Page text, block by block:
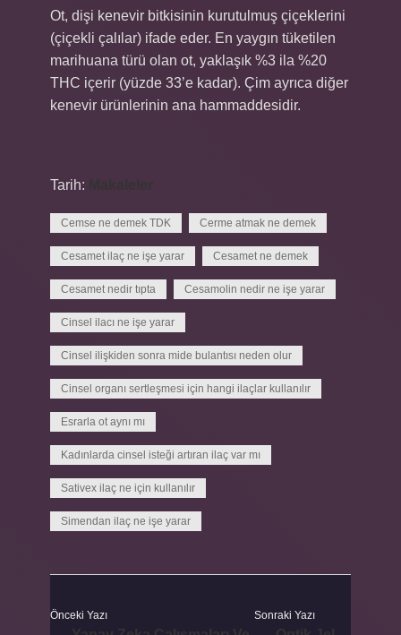
Ot, dişi kenevir bitkisinin kurutulmuş çiçeklerini
(çiçekli çalılar) ifade eder. En yaygın tüketilen
marihuana türü olan ot, yaklaşık %3 ila %20
THC içerir (yüzde 33’e kadar). Çim ayrıca diğer
kenevir ürünlerinin ana hammaddesidir.
Tarih:
Cemse ne demek TDK Cerme atmak ne demek
Cesamet ilaç ne işe yarar Cesamet ne demek
Cesamet nedir tıpta Cesamolin nedir ne işe yarar
Cinsel ilacı ne işe yarar
Cinsel ilişkiden sonra mide bulantısı neden olur
Cinsel organı sertleşmesi için hangi ilaçlar kullanılır
Esrarla ot aynı mı
Kadınlarda cinsel isteği artıran ilaç var mı
Sativex ilaç ne için kullanılır
Simendan ilaç ne işe yarar
Önceki Yazı Sonraki Yazı